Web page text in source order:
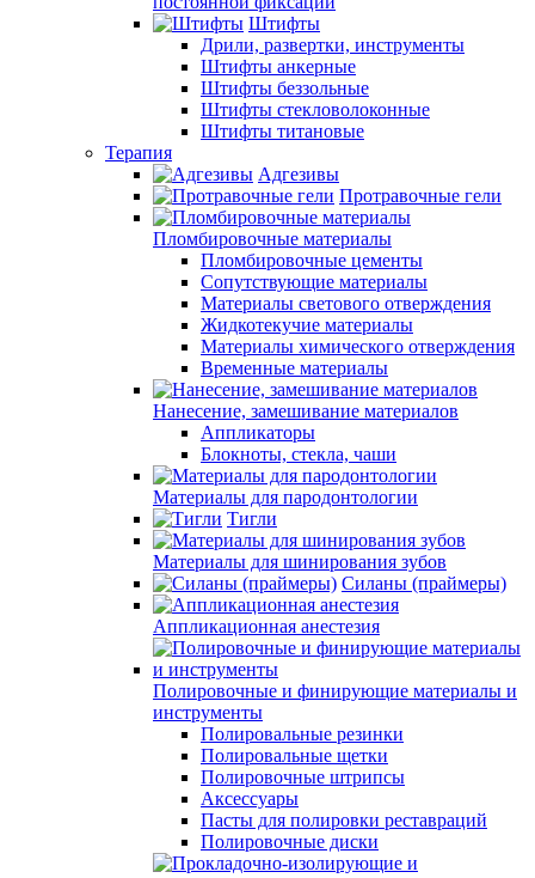
Штифты
Дрили, развертки, инструменты
Штифты анкерные
Штифты беззольные
Штифты стекловолоконные
Штифты титановые
Терапия
Адгезивы
Протравочные гели
Пломбировочные материалы
Пломбировочные цементы
Сопутствующие материалы
Материалы светового отверждения
Жидкотекучие материалы
Материалы химического отверждения
Временные материалы
Нанесение, замешивание материалов
Аппликаторы
Блокноты, стекла, чаши
Материалы для пародонтологии
Тигли
Материалы для шинирования зубов
Силаны (праймеры)
Аппликационная анестезия
Полировочные и финирующие материалы и
инструменты
Полировальные резинки
Полировальные щетки
Полировочные штрипсы
Аксессуары
Пасты для полировки реставраций
Полировочные диски